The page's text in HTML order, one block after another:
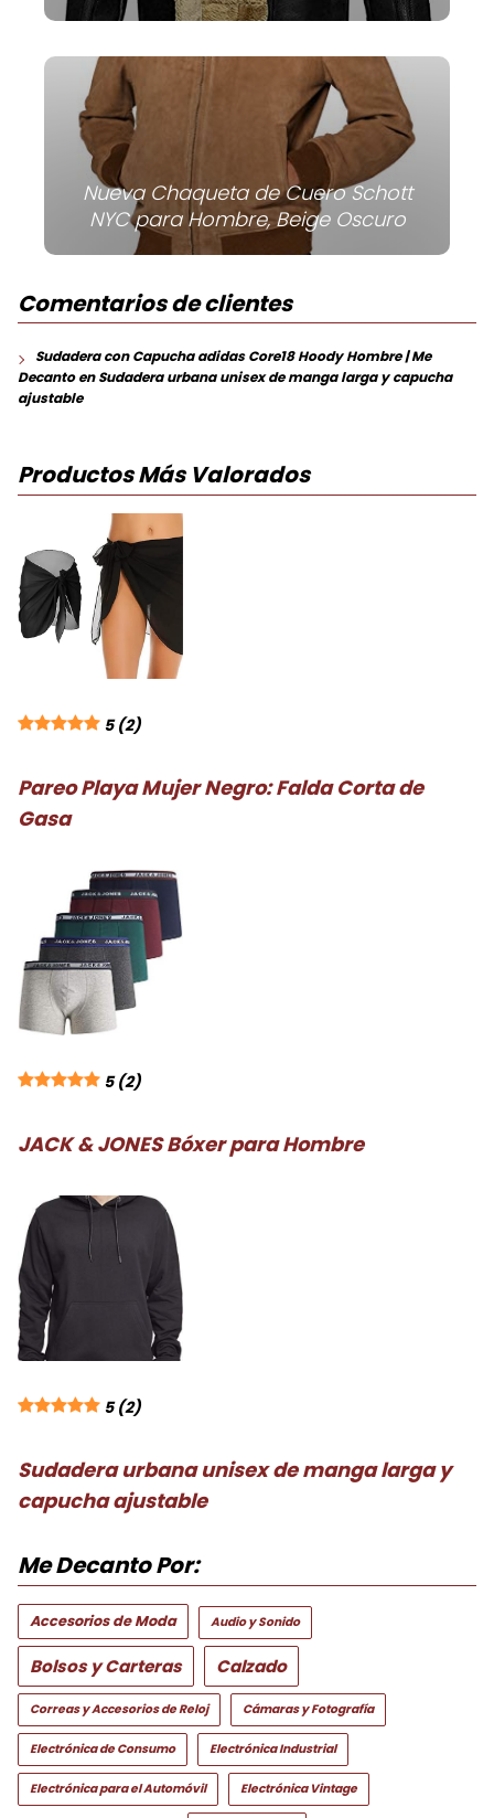
Nueva Chaqueta de Cuero Schott
NYC para Hombre, Beige Oscuro
Comentarios de clientes
Sudadera con Capucha adidas Core18 Hoody Hombre | Me
DecantoenSudadera urbana unisex de manga larga y capucha
ajustable
Productos Más Valorados
5 (2)
Pareo Playa Mujer Negro: Falda Corta de
Gasa
5 (2)
JACK & JONES Bóxer para Hombre
5 (2)
Sudadera urbana unisex de manga larga y
capucha ajustable
Me Decanto Por:
Accesorios de Moda Audio y Sonido
Bolsos y Carteras Calzado
Correas y Accesorios de Reloj Cámaras y Fotografía
Electrónica de Consumo Electrónica Industrial
Electrónica para el Automóvil Electrónica Vintage